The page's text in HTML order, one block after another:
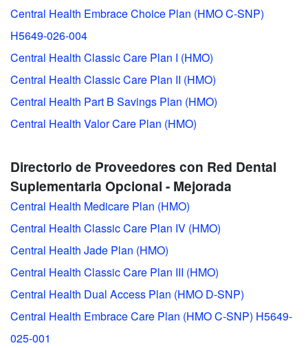
Central Health Embrace Choice Plan (HMO C-SNP)
H5649-026-004
Central Health Classic Care Plan I (HMO)
Central Health Classic Care Plan II (HMO)
Central Health Part B Savings Plan (HMO)
Central Health Valor Care Plan (HMO)
Directorio de Proveedores con Red Dental
Suplementaria Opcional - Mejorada
Central Health Medicare Plan (HMO)
Central Health Classic Care Plan IV (HMO)
Central Health Jade Plan (HMO)
Central Health Classic Care Plan III (HMO)
Central Health Dual Access Plan (HMO D-SNP)
Central Health Embrace Care Plan (HMO C-SNP) H5649-
025-001